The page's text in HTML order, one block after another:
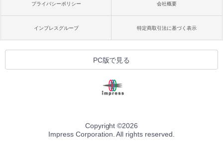
プライバシーポリシー 会社概要
インプレスグループ 特定商取引法に基づく表示
PC版で見る
Copyright ©2026
Impress Corporation. All rights reserved.